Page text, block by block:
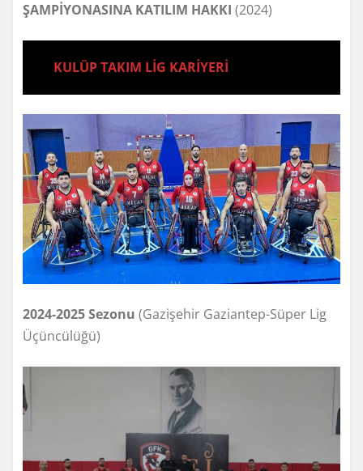
ŞAMPİYONASINA KATILIM HAKKI (2024)
KULÜP TAKIM LİG KARİYERİ
2024-2025Sezonu (Gazişehir Gaziantep-Süper Lig
Üçüncülüğü)